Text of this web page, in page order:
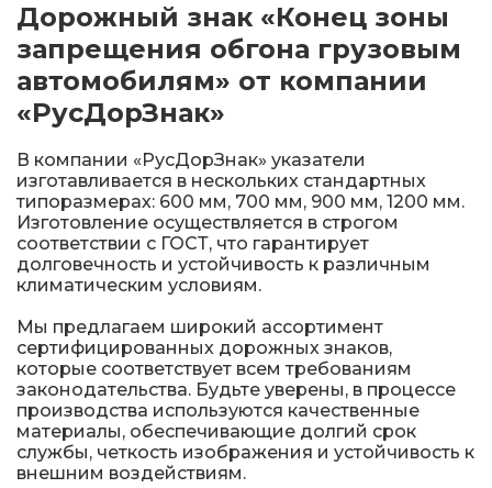
Прочее
Дорожный знак «Конец зоны
запрещения обгона грузовым
автомобилям» от компании
«РусДорЗнак»
В компании «РусДорЗнак» указатели
изготавливается в нескольких стандартных
типоразмерах: 600 мм, 700 мм, 900 мм, 1200 мм.
Изготовление осуществляется в строгом
соответствии с ГОСТ, что гарантирует
долговечность и устойчивость к различным
климатическим условиям.
Мы предлагаем широкий ассортимент
сертифицированных дорожных знаков,
которые соответствует всем требованиям
законодательства. Будьте уверены, в процессе
производства используются качественные
материалы, обеспечивающие долгий срок
службы, четкость изображения и устойчивость к
внешним воздействиям.